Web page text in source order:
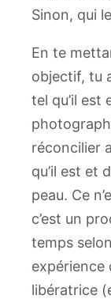
Sinon, qui
En te
objectif, tu
tel qu’il est
réconcilier
qu’il est et
peau. Ce
c’est un
temps
expérience
libératrice